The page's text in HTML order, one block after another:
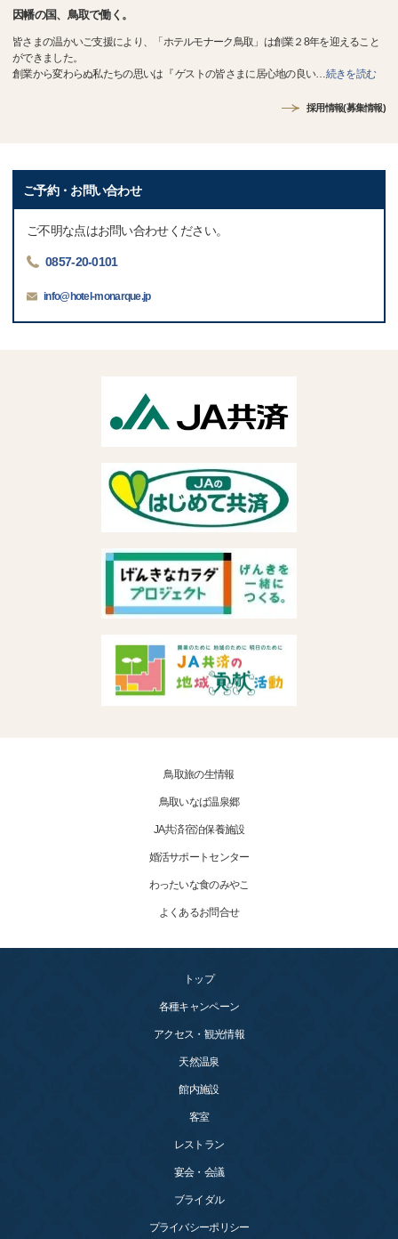
因幡の国、鳥取で働く。
皆さまの温かいご支援により、「ホテルモナーク鳥取」は創業２8年を迎えること
ができました。
創業から変わらぬ私たちの思いは『 ゲストの皆さまに居心地の良い…続きを読む
採用情報(募集情報)
ご予約・お問い合わせ
ご不明な点はお問い合わせください。
0857-20-0101
info@hotel-monarque.jp
鳥取旅の生情報
鳥取いなば温泉郷
JA共済宿泊保養施設
婚活サポートセンター
わったいな食のみやこ
よくあるお問合せ
トップ
各種キャンペーン
アクセス・観光情報
天然温泉
館内施設
客室
レストラン
宴会・会議
ブライダル
プライバシーポリシー